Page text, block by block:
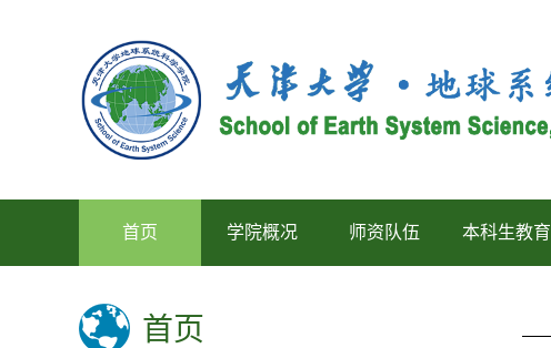
首页 学院概况 师资队伍 本科生教育
首页